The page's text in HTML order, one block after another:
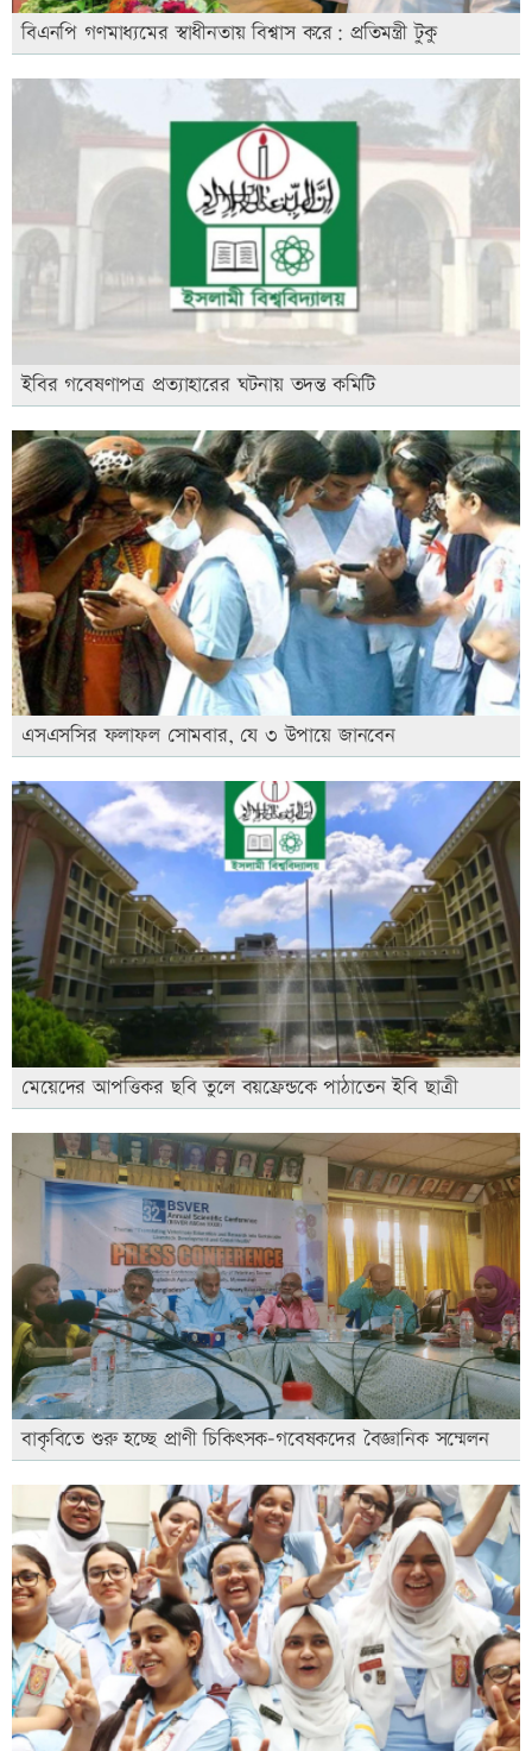
বিএনপি গণমাধ্যমের স্বাধীনতায় বিশ্বাস করে: প্রতিমন্ত্রী টুকু
ইবির গবেষণাপত্র প্রত্যাহারের ঘটনায় তদন্ত কমিটি
এসএসসির ফলাফল সোমবার, যে ৩ উপায়ে জানবেন
মেয়েদের আপত্তিকর ছবি তুলে বয়ফ্রেন্ডকে পাঠাতেন ইবি ছাত্রী
বাকৃবিতে শুরু হচ্ছে প্রাণী চিকিৎসক-গবেষকদের বৈজ্ঞানিক সম্মেলন